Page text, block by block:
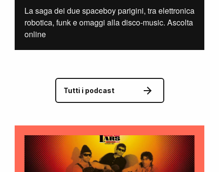
La saga dei due spaceboy parigini, tra elettronica
robotica, funk e omaggi alla disco-music. Ascolta
online
Tutti i podcast